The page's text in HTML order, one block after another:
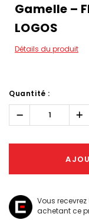
Gamelle –
LOGOS
Détails du produit
Quantité :
Réduire
quantité :
la
Vous recevrez
achetant ce